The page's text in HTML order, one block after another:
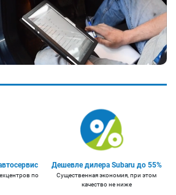
по
Дешевле дилера Subaru до 55%
Существенная экономия, при этом
качество не ниже